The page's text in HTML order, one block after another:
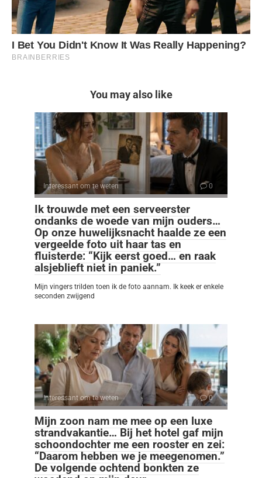
You may also like
Interessant om te weten 0
Ik trouwde met een serveerster
ondanks de woede van mijn ouders…
Op onze huwelijksnacht haalde ze een
vergeelde foto uit haar tas en
fluisterde: “Kijk eerst goed… en raak
alsjeblieft niet in paniek.”
Mijn vingers trilden toen ik de foto aannam. Ik keek er enkele
seconden zwijgend
Interessant om te weten 0
Mijn zoon nam me mee op een luxe
strandvakantie… Bij het hotel gaf mijn
schoondochter me een rooster en zei:
“Daarom hebben we je meegenomen.”
De volgende ochtend bonkten ze